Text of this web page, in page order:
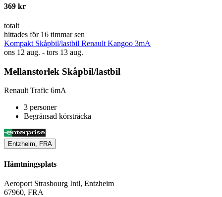
369 kr
totalt
hittades för 16 timmar sen
Kompakt Skåpbil/lastbil Renault Kangoo 3mA
ons 12 aug. - tors 13 aug.
Mellanstorlek Skåpbil/lastbil
Renault Trafic 6mA
3 personer
Begränsad körsträcka
Entzheim, FRA
Hämtningsplats
Aeroport Strasbourg Intl, Entzheim
67960, FRA